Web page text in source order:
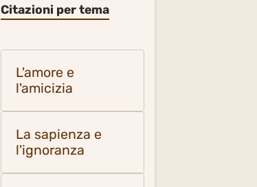
Citazioni per tema
L'amore e
l'amicizia
La sapienza e
l'ignoranza